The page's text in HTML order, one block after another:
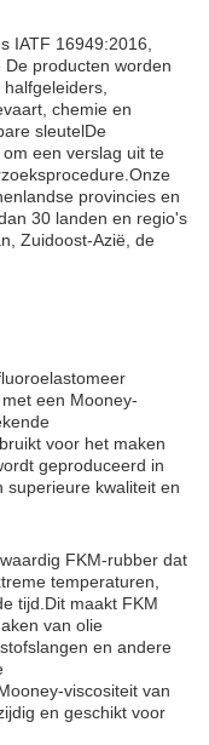
IATF 16949:2016,
De producten worden
halfgeleiders,
chemie en
sleutelDe
een verslag uit te
Onze
provincies en
30 landen en regio's
Zuidoost-Azië , de
een Mooney-
voor het maken
geproduceerd in
superieure kwaliteit en
FKM-rubber dat
temperaturen,
tijd.Dit maakt FKM
van olie
en andere
viscositeit van
en geschikt voor